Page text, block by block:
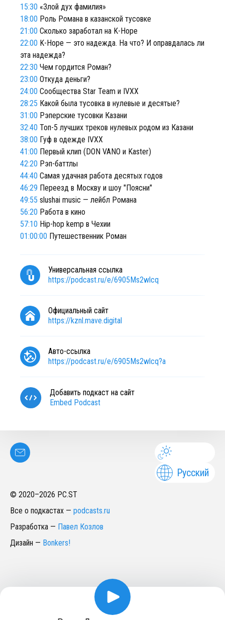
15:30 «Злой дух фамилия»
18:00 Роль Романа в казанской тусовке
21:00 Сколько заработал на K-Hope
22:00 K-Hope — это надежда. На что? И оправдалась ли
эта надежда?
22:30 Чем гордится Роман?
23:00 Откуда деньги?
24:00 Сообщества Star Team и IVXX
28:25 Какой была тусовка в нулевые и десятые?
31:00 Рэперские тусовки Казани
32:40 Топ-5 лучших треков нулевых родом из Казани
38:00 Гуф в одежде IVXX
41:00 Первый клип (DON VANO и Kaster)
42:20 Рэп-баттлы
44:40 Самая удачная работа десятых годов
46:29 Переезд в Москву и шоу "Поясни"
49:55 slushai music — лейбл Романа
56:20 Работа в кино
57:10 Hip-hop kemp в Чехии
01:00:00 Путешественник Роман
Универсальная ссылка
https://podcast.ru/e/6905Ms2wlcq
Официальный сайт
https://kznl.mave.digital
Авто-ссылка
https://podcast.ru/e/6905Ms2wlcq?a
Добавить подкаст на сайт
Embed Podcast
Русский
© 2020–2026 PC.ST
Все о подкастах — podcasts.ru
Разработка — Павел Козлов
Дизайн — Bonkers!